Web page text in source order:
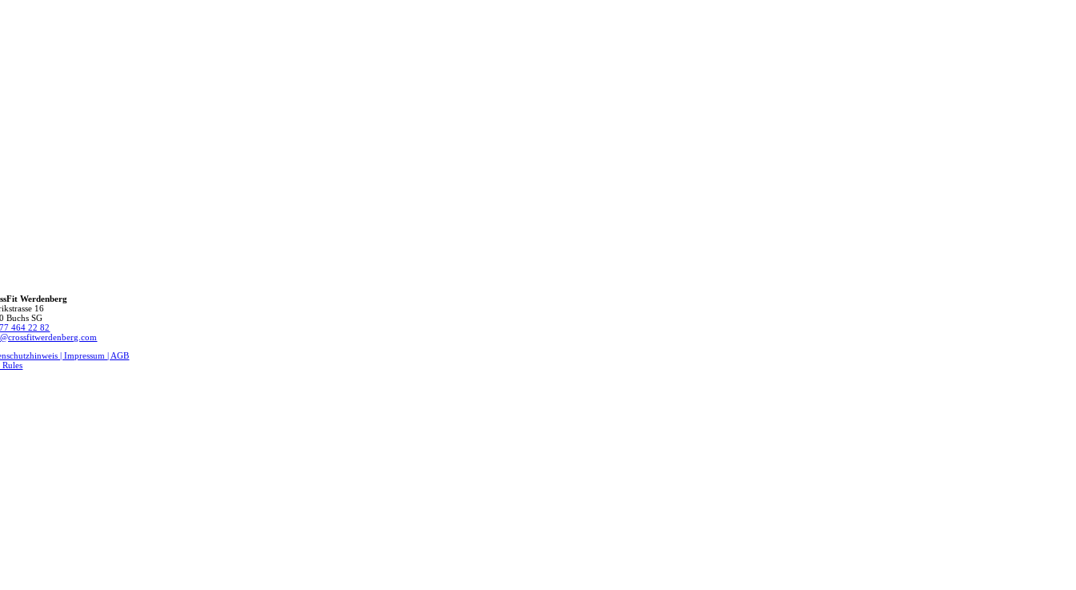
Werdenberg
16
Buchs SG
464 22 82
| Impressum| AGB